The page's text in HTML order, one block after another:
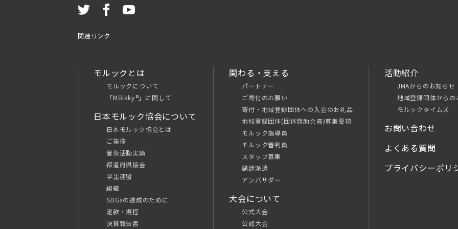
関連リンク
モルックとは
モルックについて
「Mölkky®」に関して
日本モルック協会について
日本モルック協会とは
ご挨拶
普及活動実績
都道府県協会
学生連盟
組織
SDGsの達成のために
定款・規程
決算報告書
関わる・支える
パートナー
ご寄付のお願い
寄付・地域登録団体への入会のお礼品
地域登録団体(団体賛助会員)募集要項
モルック指導員
モルック審判員
スタッフ募集
講師派遣
アンバサダー
大会について
公式大会
公認大会
活動紹介
JMAからのお知らせ
地域登録団体からの
モルックタイムズ
お問い合わせ
よくある質問
プライバシーポリ